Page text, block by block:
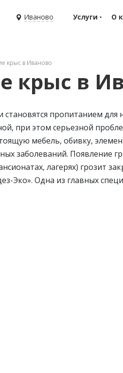
Иваново Услуги О
крыс в Иваново
крыс в
становятся пропитанием для
при этом серьезной
мебель, обивку,
заболеваний. Появление
лагерях) грозит
Эко». Одна из главных